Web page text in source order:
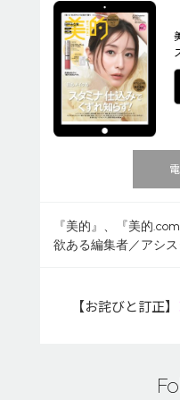
『美的』、『美的
欲ある編集者／アシ
【お詫びと訂正】